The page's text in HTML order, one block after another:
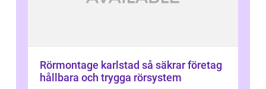
Rörmontage karlstad så säkrar företag
hållbara och trygga rörsystem